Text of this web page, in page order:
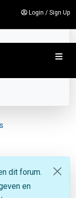
Login / Sign Up
dit forum.
en